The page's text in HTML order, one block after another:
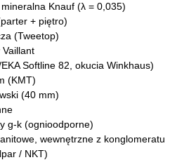
Knauf (λ = 0,035)
+ piętro)
(Tweetop)
Softline 82, okucia Winkhaus)
(KMT)
(40 mm)
g-k (ognioodporne)
wewnętrzne z konglomeratu
/ NKT)